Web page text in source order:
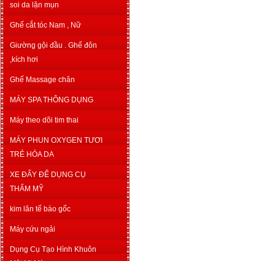
soi da lặn mụn
Ghế cắt tóc Nam , Nữ
Giường gội đầu . Ghế đôn
,kích hơi
Ghế Massage chân
MÁY SPA THÔNG DỤNG
Máy theo dõi tim thai
MÁY PHUN OXYGEN TƯƠI
TRẺ HÓA DA
XE ĐẨY ĐỂ DỤNG CỤ
THẨM MỸ
kim lăn tế bào gốc
Máy cứu ngải
Dụng Cụ Tạo Hình Khuôn